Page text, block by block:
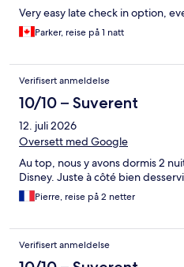
Very easy late check in option,
Parker, reise på 1 natt
Verifisert anmeldelse
10/10 – Suverent
12. juli 2026
Oversett med Google
Au top, nous y avons dormis 2
Disney. Juste à côté bien
Pierre, reise på 2 netter
Verifisert anmeldelse